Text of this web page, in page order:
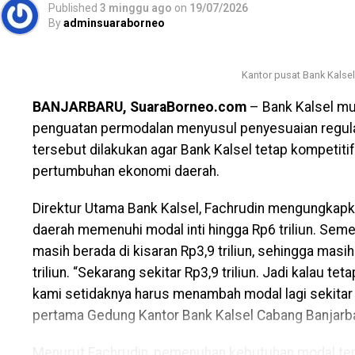
Gubernur H. Muhidin, harapan-harapan perubahan
lebih baik, yang kesemua isinya diperoleh dari
Penampilan parade KidsTake Over- Satu Hari Saya
Program partisipatif yang memberikan kesempatan
pengalaman menjalankan profesi atau jabatan
acara sekaligus rasa haru di Tengah para undangan
perwakilan anak, Aisyah Kayla Azzahra yang juga
Ketua TP PKK Kalsel Hj. Fathul Jannah
”Lihat deh, kami keren bangen kan pakai baju ini?,”
hari itu, didampingi anak-anak lain yang
menjadi dokter, poliisi, guru, penyanyi, penyiar dan
Published 3 minggu ago on 19/07/2026
Byadminsuaraborneo
Kantor pusat Bank
BANJARBARU, SuaraBorneo.com – Bank Kalsel
penguatan permodalan menyusul penyesuaian
tersebut dilakukan agar Bank Kalsel tetap
pertumbuhan ekonomi daerah.
Direktur Utama Bank Kalsel, Fachrudin
daerah memenuhi modal inti hingga Rp6 triliun.
masih berada di kisaran Rp3,9 triliun, sehingga
triliun. “Sekarang sekitar Rp3,9 triliun. Jadi kalau
kami setidaknya harus menambah modal lagi
pertama Gedung Kantor Bank Kalsel Cabang